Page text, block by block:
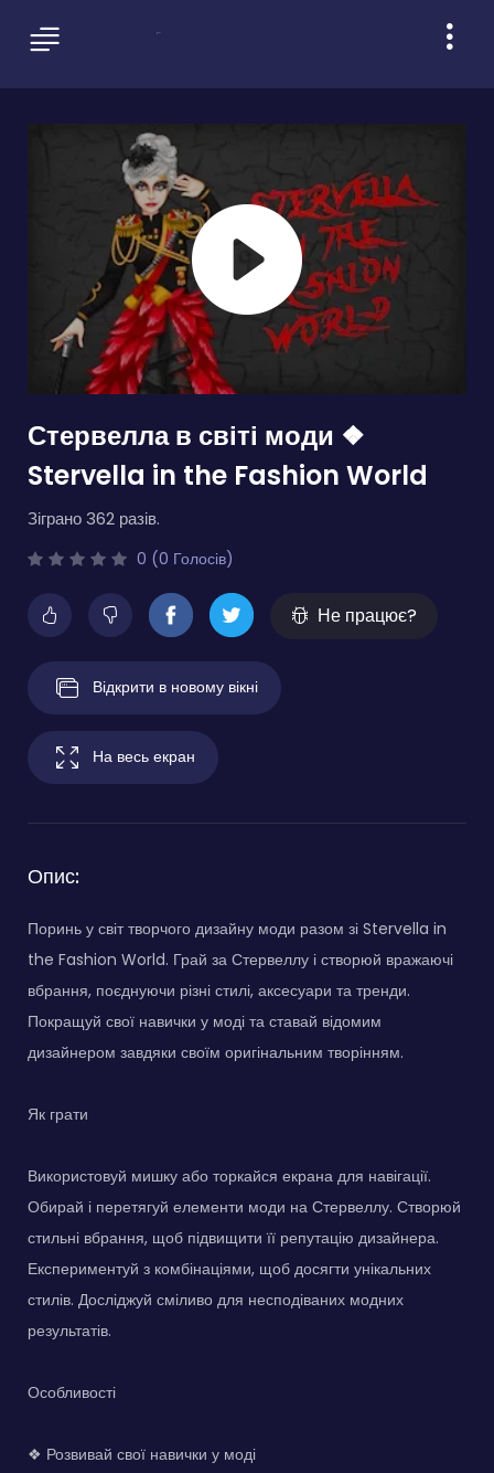
Стервелла в світі моди ❖
Stervella in the Fashion World
Зіграно 362 разів.
0 (0 Голосів)
Не працює?
Відкрити в новому вікні
На весь екран
Опис:
Поринь у світ творчого дизайну моди разом зі Stervella in
the Fashion World. Грай за Стервеллу і створюй вражаючі
вбрання, поєднуючи різні стилі, аксесуари та тренди.
Покращуй свої навички у моді та ставай відомим
дизайнером завдяки своїм оригінальним творінням.
Як грати
Використовуй мишку або торкайся екрана для навігації.
Обирай і перетягуй елементи моди на Стервеллу. Створюй
стильні вбрання, щоб підвищити її репутацію дизайнера.
Експериментуй з комбінаціями, щоб досягти унікальних
стилів. Досліджуй сміливо для несподіваних модних
результатів.
Особливості
❖ Розвивай свої навички у моді